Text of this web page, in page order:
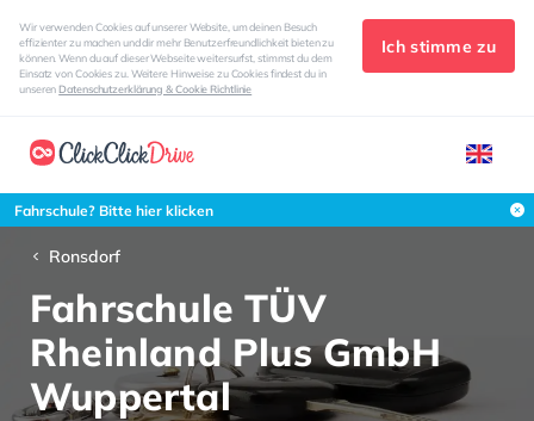
Wir verwenden Cookies auf unserer Website, um deinen Besuch
effizienter zu machen und dir mehr Benutzerfreundlichkeit bieten zu
können. Wenn du auf dieser Webseite weitersurfst, stimmst du dem
Einsatz von Cookies zu. Weitere Hinweise zu Cookies findest du in
unserenDatenschutzerklärung & Cookie Richtlinie
Ich stimme zu
Fahrschule? Bitte hier klicken
Ronsdorf
Fahrschule TÜV
Rheinland Plus GmbH
Wuppertal